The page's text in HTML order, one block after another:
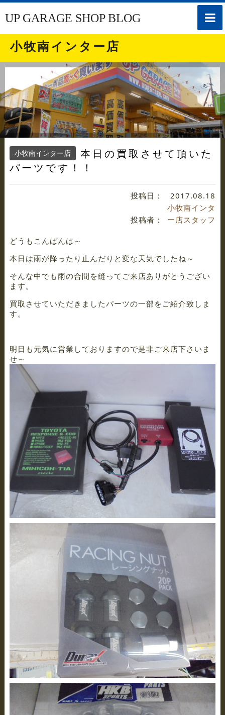
toggle
UP GARAGE SHOP BLOG
小牧南インター店
小牧南インター店
本日の買取させて頂いた
パーツです！！
投稿日： 2017.08.18
投稿者：
小牧南インタ
ー店スタッフ
どうもこんばんは～
本日は雨が降ったり止んだりと変な天気でしたね～
そんな中でも雨の合間を縫ってご来店ありがとうござい
ます。
買取させていただきましたパーツの一部をご紹介致しま
す。
明日も元気に営業しておりますので是非ご来店下さいま
せ～